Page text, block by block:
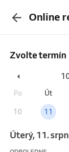
Online
Zvolte termín
Po Út
10 11
úterý, 11.